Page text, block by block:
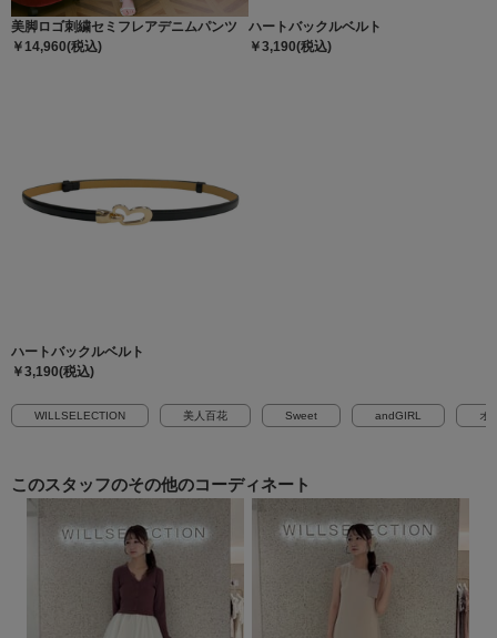
美脚ロゴ刺繍セミフレアデニムパンツ
￥14,960(税込)
ハートバックルベルト
￥3,190(税込)
ハートバックルベルト
￥3,190(税込)
WILLSELECTION 美人百花 Sweet andGIRL オ
このスタッフのその他のコーディネート